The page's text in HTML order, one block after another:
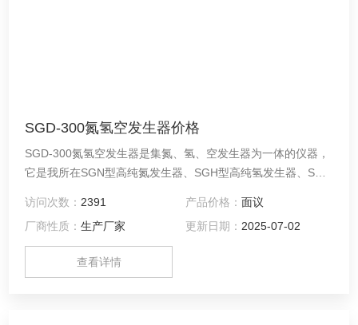
SGD-300氮氢空发生器价格
SGD-300氮氢空发生器是集氮、氢、空发生器为一体的仪器，
它是我所在SGN型高纯氮发生器、SGH型高纯氢发生器、SGK
而开发、设计并向市场推出的一代产品。 本仪器以崭新的结构
设计，简单的工作程序，竭诚为操作者提供更加便捷、可靠的
工作条件。
访问次数： 2391 产品价格： 面议
厂商性质：生产厂家 更新日期： 2025-07-02
查看详情